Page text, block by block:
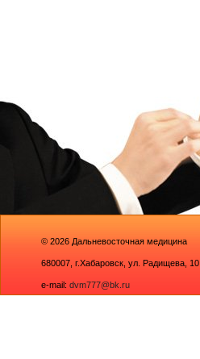
© 2026 Дальневосточная медицина
680007, г.Хабаровск, ул. Радищева, 10
e-mail: dvm777@bk.ru